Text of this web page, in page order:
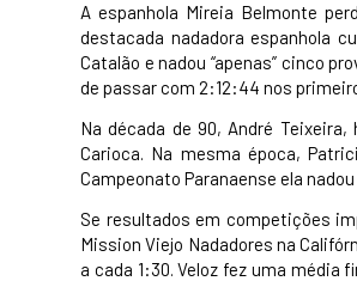
A espanhola Mireia Belmonte
destacada nadadora espanhola
Catalão e nadou “apenas” cinco
de passar com 2:12:44 nos
Na década de 90, André
Carioca. Na mesma época,
Campeonato Paranaense ela
Se resultados em competições
Mission Viejo Nadadores na
a cada 1:30. Veloz fez uma média